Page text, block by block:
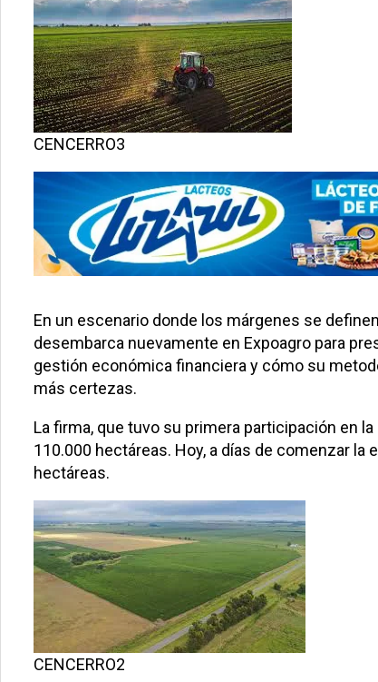
CENCERRO3
En un escenario donde los márgenes se
desembarca nuevamente en Expoagro para
gestión económica financiera y cómo su
más certezas.
La firma, que tuvo su primera participación en
110.000 hectáreas. Hoy, a días de comenzar
hectáreas.
CENCERRO2